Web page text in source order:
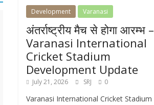
Development Varanasi
अंतर्राष्ट्रीय मैच से होगा आरम्भ –
Varanasi International
Cricket Stadium
Development Update
July 21, 2026 SRJ 0
Varanasi International Cricket Stadium